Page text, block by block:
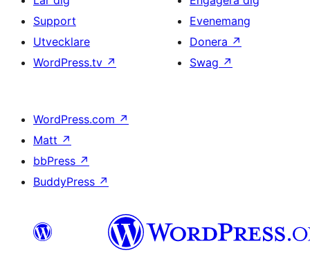
Support
Utvecklare
WordPress.tv ↗
Evenemang
Donera ↗
Swag ↗
WordPress.com ↗
Matt ↗
bbPress ↗
BuddyPress ↗